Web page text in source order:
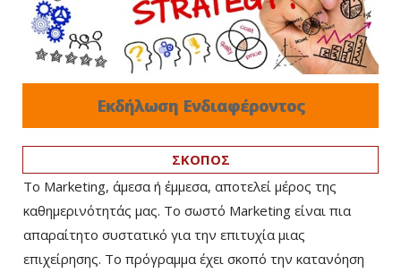
Εκδήλωση Ενδιαφέροντος
ΣΚΟΠΟΣ
Το Marketing, άμεσα ή έμμεσα, αποτελεί μέρος της
καθημερινότητάς μας. Το σωστό Marketing είναι πια
απαραίτητο συστατικό για την επιτυχία μιας
επιχείρησης. Το πρόγραμμα έχει σκοπό την κατανόηση